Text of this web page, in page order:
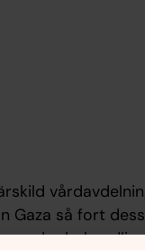
Gaza så fort
under behandling